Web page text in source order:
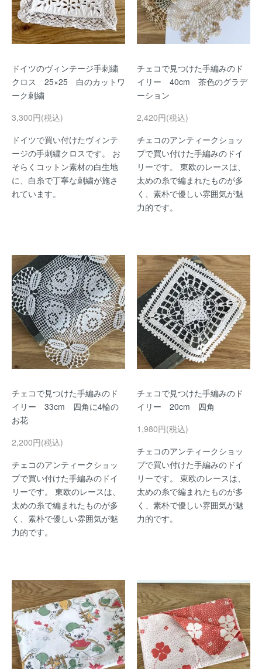
ドイツのヴィンテージ手刺繍
クロス 25×25 白のカットワ
ーク刺繍
3,300円(税込)
ドイツで買い付けたヴィンテ
ージの手刺繍クロスです。 お
そらくコットン素材の白生地
に、白糸で丁寧な刺繍が施さ
れています。
チェコで見つけた手編みのド
イリー 40cm 茶色のグラデ
ーション
2,420円(税込)
チェコのアンティークショッ
プで買い付けた手編みのドイ
リーです。 東欧のレースは、
太めの糸で編まれたものが多
く、素朴で優しい雰囲気が魅
力的です。
チェコで見つけた手編みのド
イリー 33cm 四角に4輪の
お花
2,200円(税込)
チェコのアンティークショッ
プで買い付けた手編みのドイ
リーです。 東欧のレースは、
太めの糸で編まれたものが多
く、素朴で優しい雰囲気が魅
力的です。
チェコで見つけた手編みのド
イリー 20cm 四角
1,980円(税込)
チェコのアンティークショッ
プで買い付けた手編みのドイ
リーです。 東欧のレースは、
太めの糸で編まれたものが多
く、素朴で優しい雰囲気が魅
力的です。